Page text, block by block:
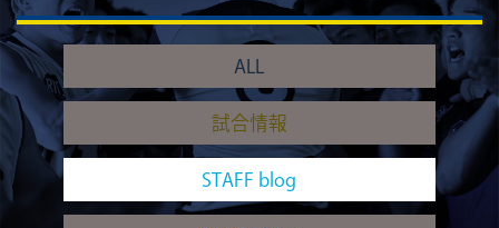
ALL
試合情報
STAFF blog